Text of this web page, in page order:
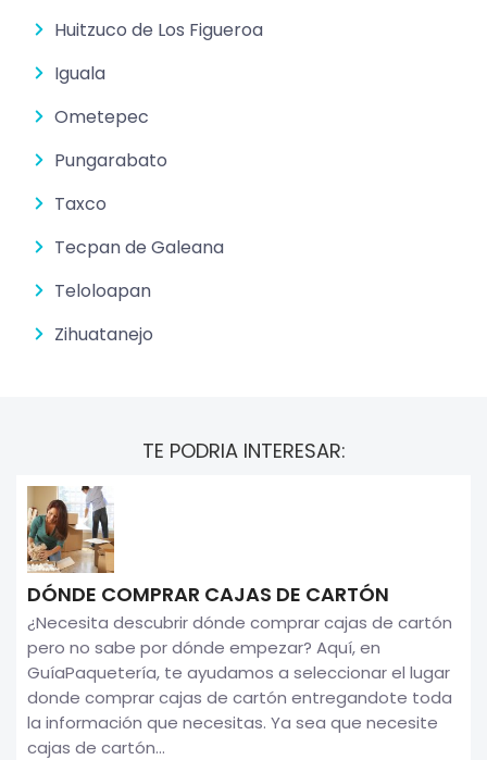
Huitzuco de Los Figueroa
Iguala
Ometepec
Pungarabato
Taxco
Tecpan de Galeana
Teloloapan
Zihuatanejo
TE PODRIA INTERESAR:
DÓNDE COMPRAR CAJAS DE CARTÓN
¿Necesita descubrir dónde comprar cajas de cartón
pero no sabe por dónde empezar? Aquí, en
GuíaPaquetería, te ayudamos a seleccionar el lugar
donde comprar cajas de cartón entregandote toda
la información que necesitas. Ya sea que necesite
cajas de cartón...